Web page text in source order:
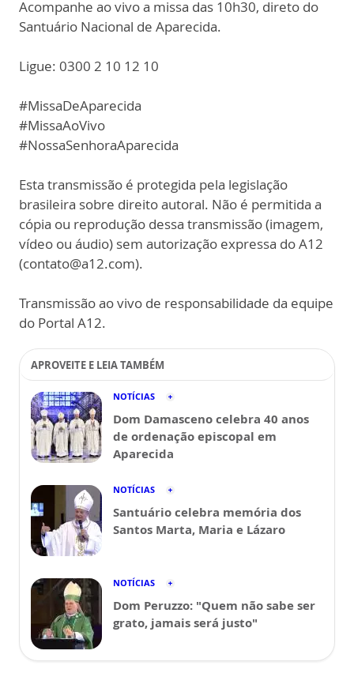
Acompanhe ao vivo a missa das 10h30, direto do
Santuário Nacional de Aparecida.
Ligue: 0300 2 10 12 10
#MissaDeAparecida
#MissaAoVivo
#NossaSenhoraAparecida
Esta transmissão é protegida pela legislação
brasileira sobre direito autoral. Não é permitida a
cópia ou reprodução dessa transmissão (imagem,
vídeo ou áudio) sem autorização expressa do A12
(contato@a12.com).
Transmissão ao vivo de responsabilidade da equipe
do Portal A12.
APROVEITE E LEIA TAMBÉM
NOTÍCIAS
Dom Damasceno celebra 40 anos
de ordenação episcopal em
Aparecida
NOTÍCIAS
Santuário celebra memória dos
Santos Marta, Maria e Lázaro
NOTÍCIAS
Dom Peruzzo: "Quem não sabe ser
grato, jamais será justo"